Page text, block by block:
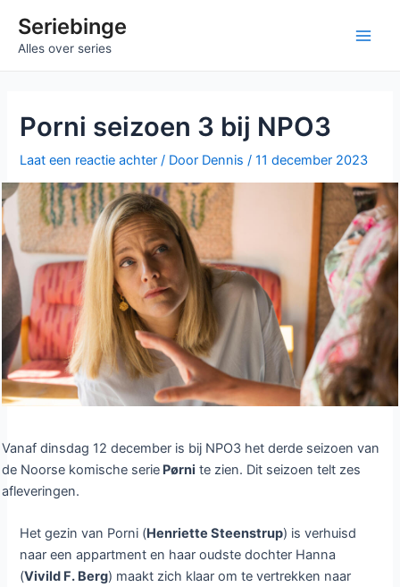
naarSeriebinge
Alles over series
Porni seizoen 3 bij NPO3
Laat een reactie achter / Door Dennis/11 december 2023
Vanaf dinsdag 12 december is bij NPO3 het derde seizoen van
de Noorse komische serie Pørni te zien. Dit seizoen telt zes
afleveringen.
Het gezin van Porni (Henriette Steenstrup) is verhuisd
naar een appartment en haar oudste dochter Hanna
(Vivild F. Berg) maakt zich klaar om te vertrekken naar